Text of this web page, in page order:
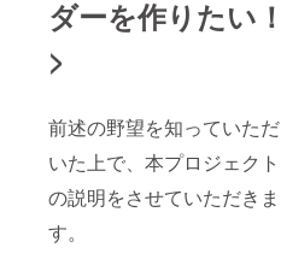
ダーを作りたい！
>
前述の野望を知っていただ
いた上で、本プロジェクト
の説明をさせていただきま
す。